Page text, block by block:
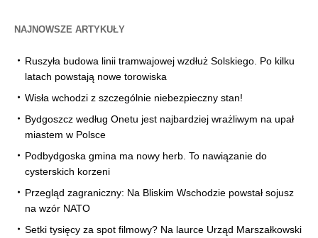
NAJNOWSZE ARTYKUŁY
Ruszyła budowa linii tramwajowej wzdłuż Solskiego. Po kilku
latach powstają nowe torowiska
Wisła wchodzi z szczególnie niebezpieczny stan!
Bydgoszcz według Onetu jest najbardziej wrażliwym na upał
miastem w Polsce
Podbydgoska gmina ma nowy herb. To nawiązanie do
cysterskich korzeni
Przegląd zagraniczny: Na Bliskim Wschodzie powstał sojusz
na wzór NATO
Setki tysięcy za spot filmowy? Na laurce Urząd Marszałkowski